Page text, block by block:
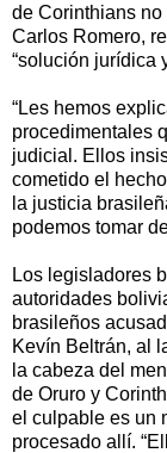
de Corinthians
Carlos Romero,
“solución jurídica
“Les hemos
procedimentales
judicial. Ellos
cometido el
la justicia
podemos tomar
Los legisladores
autoridades
brasileños
Kevín Beltrán, al
la cabeza del
de Oruro y
el culpable es un
procesado allí.